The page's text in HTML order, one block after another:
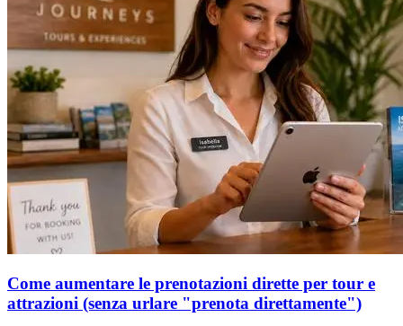
Come aumentare le prenotazioni dirette per tour e
attrazioni (senza urlare "prenota direttamente")